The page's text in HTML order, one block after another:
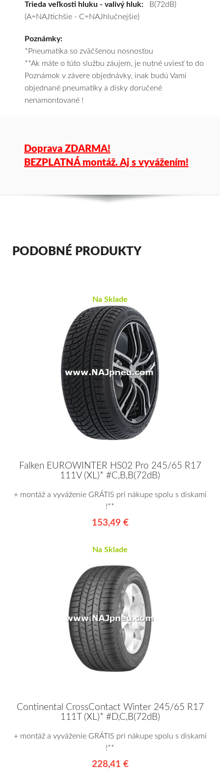
Trieda veľkosti hluku - valivý hluk: B(72dB)
(A=NAJtichšie - C=NAJhlučnejšie)
Poznámky:
*Pneumatika so zväčšenou nosnosťou
**Ak máte o túto službu záujem, je nutné uviesť to do
Poznámok v závere objednávky, inak budú Vami
objednané pneumatiky a disky doručené
nenamontované !
Doprava ZDARMA!
BEZPLATNÁ montáž. Aj s vyvážením!
PODOBNÉ PRODUKTY
Na Sklade
Falken EUROWINTER HS02 Pro 245/65 R17
111V (XL)* #C,B,B(72dB)
+ montáž a vyváženie GRÁTIS pri nákupe spolu s diskami
!**
153,49 €
Na Sklade
Continental CrossContact Winter 245/65 R17
111T (XL)* #D,C,B(72dB)
+ montáž a vyváženie GRÁTIS pri nákupe spolu s diskami
!**
228,41 €